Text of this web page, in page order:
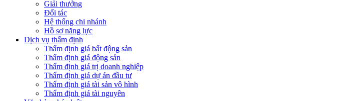
Giải thưởng
Đối tác
Hệ thống chi nhánh
Hồ sơ năng lực
Dịch vụ thẩm định
Thẩm định giá bất động sản
Thẩm định giá động sản
Thẩm định giá trị doanh nghiệp
Thẩm định giá dự án đầu tư
Thẩm định giá tài sản vô hình
Thẩm định giá tài nguyên